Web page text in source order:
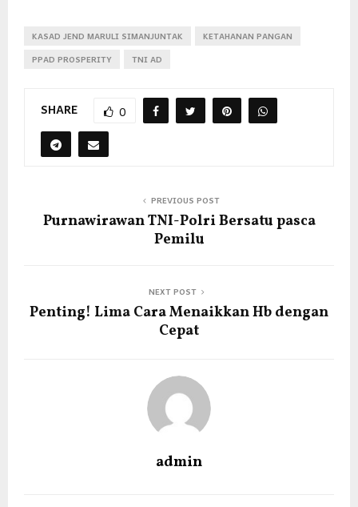
KASAD JEND MARULI SIMANJUNTAK
KETAHANAN PANGAN
PPAD PROSPERITY
TNI AD
SHARE 0
PREVIOUS POST
Purnawirawan TNI-Polri Bersatu pasca
Pemilu
NEXT POST
Penting! Lima Cara Menaikkan Hb dengan
Cepat
admin